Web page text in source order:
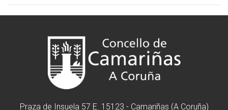
Praza de Insuela 57 E. 15123 - Camariñas (A Coruña)